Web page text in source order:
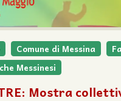
Comune di Messina
Messinesi
Mostra